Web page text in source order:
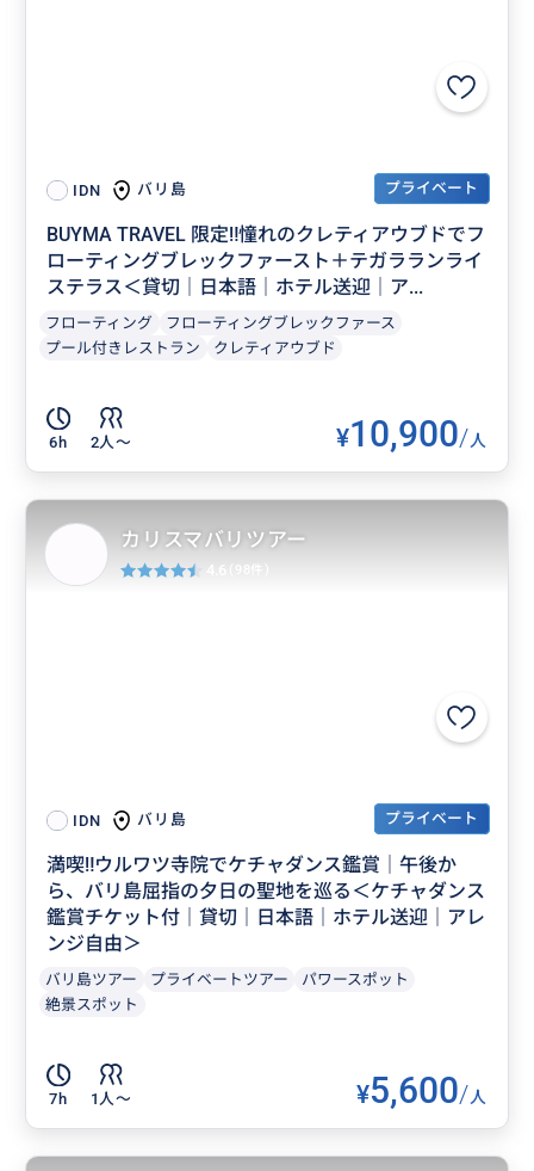
IDN バリ島 プライベート
BUYMA TRAVEL 限定‼️憧れのクレティアウブドでフ
ローティングブレックファースト＋テガラランライ
ステラス＜貸切｜日本語｜ホテル送迎｜ア...
フローティング
フローティングブレックファース
プール付きレストラン
クレティアウブド
6h 2人〜 ¥10,900/人
IDN バリ島 プライベート
満喫‼️ウルワツ寺院でケチャダンス鑑賞｜午後か
ら、バリ島屈指の夕日の聖地を巡る＜ケチャダンス
鑑賞チケット付｜貸切｜日本語｜ホテル送迎｜アレ
ンジ自由＞
バリ島ツアー プライベートツアー
パワースポット
絶景スポット
7h 1人〜 ¥5,600/人
カリスマバリツアー
4.6 (98件)